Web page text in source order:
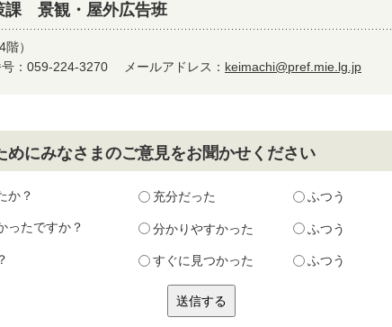
景観・屋外広告班
）
号：059-224-3270 メールアドレス： keimachi@pref.mie.lg.jp
めにみなさまのご意見をお聞かせください
か？ 充分だった ふつう
ったですか？ 分かりやすかった ふつう
すぐに見つかった ふつう